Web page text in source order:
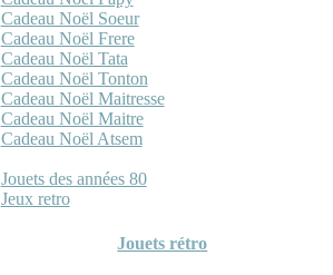
Cadeau Noël Soeur
Cadeau Noël Frere
Cadeau Noël Tata
Cadeau Noël Tonton
Cadeau Noël Maitresse
Cadeau Noël Maitre
Cadeau Noël Atsem
Jouets des années 80
Jeux retro
Jouets rétro